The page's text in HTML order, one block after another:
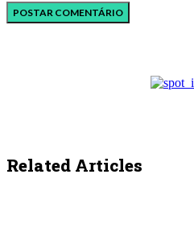
Related Articles